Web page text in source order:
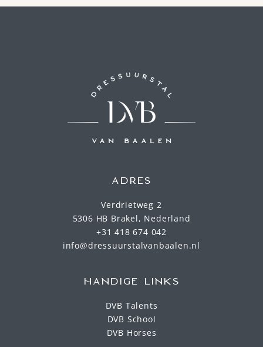
ADRES
Verdrietweg 2
5306 HB Brakel, Nederland
+31 418 674 042
info@dressuurstalvanbaalen.nl
HANDIGE LINKS
DVB Talents
DVB School
DVB Horses